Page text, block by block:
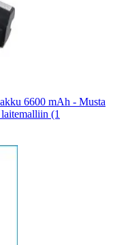
6600 mAh - Musta
(1